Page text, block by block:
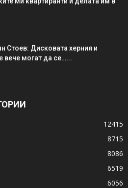
Стоев: Дисковата херния и
вече могат да се…...
12415
8715
8086
6519
6056